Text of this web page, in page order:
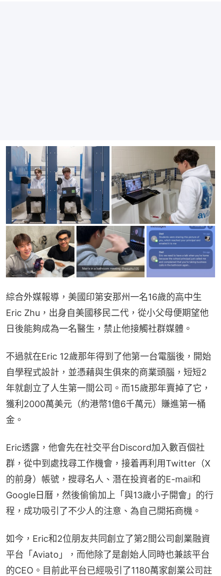
綜合外媒報導，美國印第安那州一名16歲的高中生
Eric Zhu，出身自美國移民二代，從小父母便期望他
日後能夠成為一名醫生，禁止他接觸社群媒體。
不過就在Eric 12歲那年得到了他第一台電腦後，開始
自學程式設計，並憑藉與生俱來的商業頭腦，短短2
年就創立了人生第一間公司。而15歲那年賣掉了它，
獲利2000萬美元（約港幣1億6千萬元）賺進第一桶
金。
Eric透露，他會先在社交平台Discord加入數百個社
群，從中到處找尋工作機會，接着再利用Twitter（X
的前身）帳號，搜尋名人、潛在投資者的E-mail和
Google日曆，然後偷偷加上「與13歲小子開會」的行
程，成功吸引了不少人的注意、為自己開拓商機。
如今，Eric和2位朋友共同創立了第2間公司創業融資
平台「Aviato」，而他除了是創始人同時也兼該平台
的CEO。目前此平台已經吸引了1180萬家創業公司註